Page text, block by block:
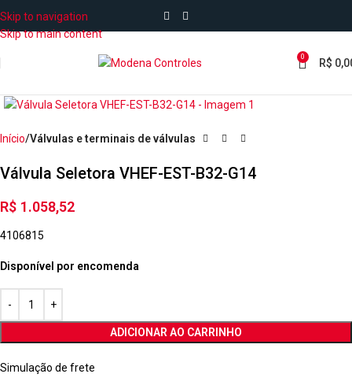
Skip to navigation
Skip to main content
0 R$
Início Válvulas e terminais de válvulas
Válvula Seletora VHEF-EST-B32-G14
R$ 1.058,52
4106815
Disponível por encomenda
ADICIONAR AO CARRINHO
Simulação de frete